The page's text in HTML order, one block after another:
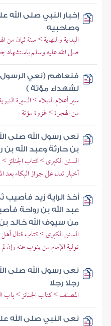
إخبار النبي صلى
وصاحبيه
البداية والنهاية > سنة ثمان من
صلى الله عليه وسلم باستشهاد
فنعاهم (نعي
لشهداء مؤتة )
سير أعلام النبلاء > السيرة
من الهجرة > غزوة مؤتة
نعى رسول الله صلى
بن حارثة وعبد الله بن
السنن الكبرى > كتاب الجنائز
أخبار تدل على جواز البكاء بعد
أخذ الراية زيد
عبد الله بن رواحة
من سيوف الله خالد بن
السنن الكبرى > كتاب قتال
تولية الإمام من ينوب عنه وإن
نعى رسول الله صلى
رجلا رجلا
المصنف > كتاب الجنائز > باب
نعى النبي صلى الله